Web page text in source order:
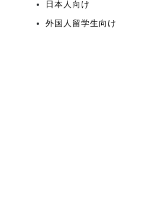
日本人向け
外国人留学生向け